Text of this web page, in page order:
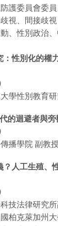
護委員會委
視、間接歧
、性別政治、
：性別化的權
學性別教育
的迴避者與旁
播學院 副教授
？人工生殖、
技法律研究
柏克萊加州